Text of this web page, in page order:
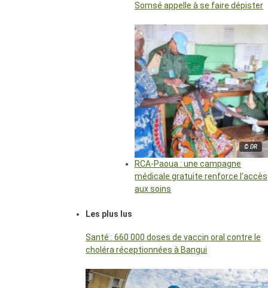
Somsé appelle à se faire dépister
© DR
RCA-Paoua : une campagne
médicale gratuite renforce l’accès
aux soins
Les plus lus
Santé : 660 000 doses de vaccin oral contre le
choléra réceptionnées à Bangui